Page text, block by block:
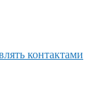
контактами